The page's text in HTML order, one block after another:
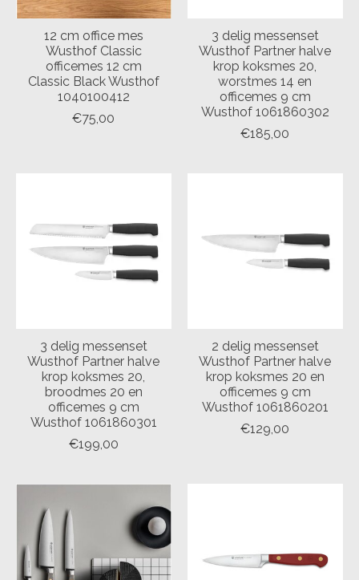
12 cm office mes
Wusthof Classic
officemes 12 cm
Classic Black Wusthof
1040100412
€75,00
3 delig messenset
Wusthof Partner halve
krop koksmes 20,
worstmes 14 en
officemes 9 cm
Wusthof 1061860302
€185,00
3 delig messenset
Wusthof Partner halve
krop koksmes 20,
broodmes 20 en
officemes 9 cm
Wusthof 1061860301
€199,00
2 delig messenset
Wusthof Partner halve
krop koksmes 20 en
officemes 9 cm
Wusthof 1061860201
€129,00